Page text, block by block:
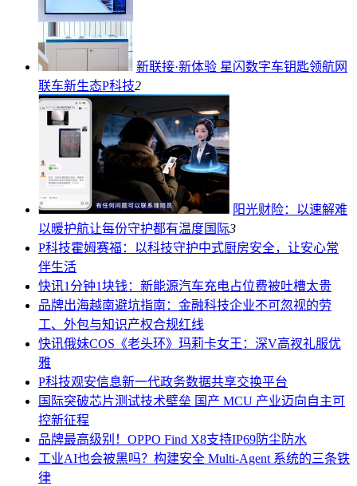
新联接·新体验 星闪数字车钥匙领航网
联车新生态P科技2
阳光财险：以速解难
以暖护航让每份守护都有温度国际3
P科技霍姆赛福：以科技守护中式厨房安全，让安心常
伴生活
快讯1分钟1块钱：新能源汽车充电占位费被吐槽太贵
品牌出海越南避坑指南：金融科技企业不可忽视的劳
工、外包与知识产权合规红线
快讯俄妹COS《老头环》玛莉卡女王：深V高衩礼服优
雅
P科技观安信息新一代政务数据共享交换平台
国际突破芯片测试技术壁垒 国产 MCU 产业迈向自主可
控新征程
品牌最高级别！OPPO Find X8支持IP69防尘防水
工业AI也会被黑吗？构建安全 Multi-Agent 系统的三条铁
律